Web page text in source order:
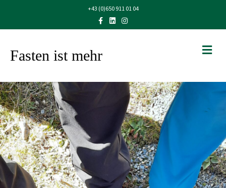
+43 (0)650 911 01 04
FacebookLinkedinInstagram
Fasten ist mehr